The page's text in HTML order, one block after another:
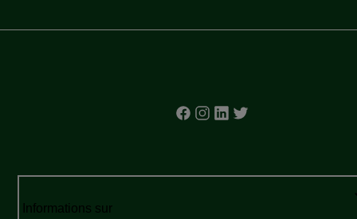
Informations sur